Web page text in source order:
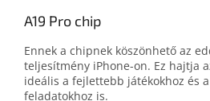
A19 Pro chip
Ennek a chipnek köszönhető az
teljesítmény iPhone-on. Ez hajtja
ideális a fej­lettebb játékok­hoz és
feladatokhoz is.